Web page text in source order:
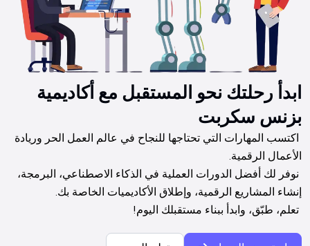
ابدأ رحلتك نحو المستقبل مع أكاديمية
بزنس سكربت
اكتسب المهارات التي تحتاجها للنجاح في عالم العمل الحر وريادة
نوفر لك أفضل الدورات العملية في الذكاء الاصطناعي، البرمجة،